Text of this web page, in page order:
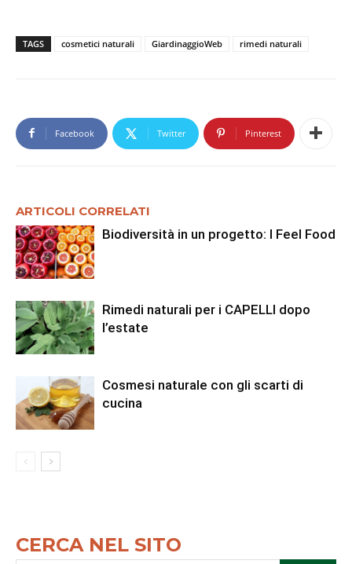
TAGS cosmetici naturali GiardinaggioWeb rimedi naturali
Facebook Twitter Pinterest
ARTICOLI CORRELATI
Biodiversità in un progetto: I Feel Food
Rimedi naturali per i CAPELLI dopo
l’estate
Cosmesi naturale con gli scarti di
cucina
CERCA NEL SITO